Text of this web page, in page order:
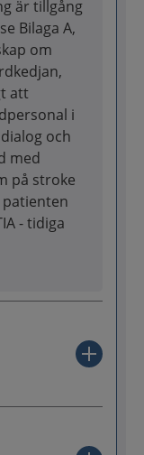
är tillgång
Bilaga A,
om
att
i
och
med
på stroke
- tidiga